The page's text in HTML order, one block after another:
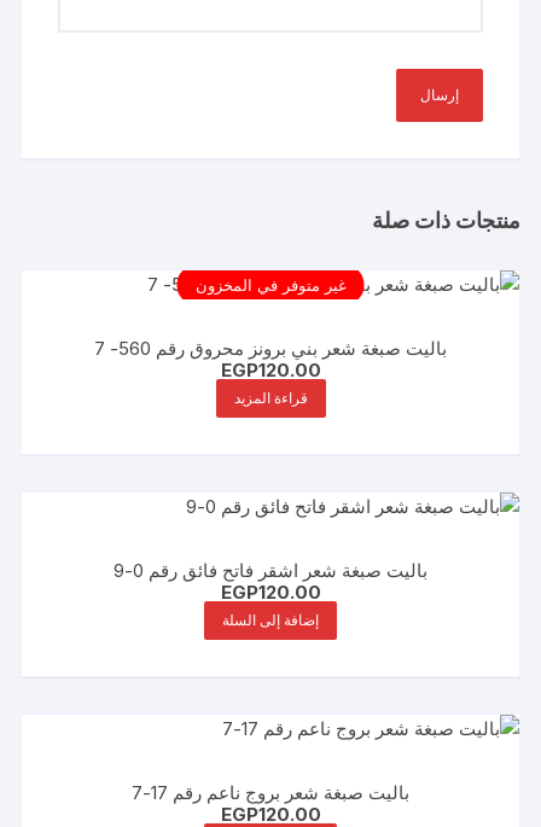
منتجات ذات صلة
غير متوفر في المخزون
باليت صبغة شعر بني برونز محروق رقم 560- 7
EGP120.00
قراءة المزيد
باليت صبغة شعر اشقر فاتح فائق رقم 0-9
EGP120.00
إضافة إلى السلة
باليت صبغة شعر بروج ناعم رقم 17-7
EGP120.00